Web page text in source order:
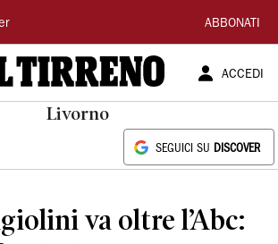
ABBONATI
ACCEDI
Livorno
SEGUICI SU DISCOVER
va oltre l’Abc: